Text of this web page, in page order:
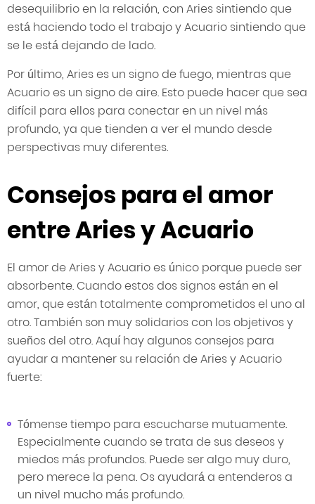
desequilibrio en la relación, con Aries sintiendo que
está haciendo todo el trabajo y Acuario sintiendo que
se le está dejando de lado.
Por último, Aries es un signo de fuego, mientras que
Acuario es un signo de aire. Esto puede hacer que sea
difícil para ellos para conectar en un nivel más
profundo, ya que tienden a ver el mundo desde
perspectivas muy diferentes.
Consejos para el amor
entre Aries y Acuario
El amor de Aries y Acuario es único porque puede ser
absorbente. Cuando estos dos signos están en el
amor, que están totalmente comprometidos el uno al
otro. También son muy solidarios con los objetivos y
sueños del otro. Aquí hay algunos consejos para
ayudar a mantener su relación de Aries y Acuario
fuerte:
Tómense tiempo para escucharse mutuamente.
Especialmente cuando se trata de sus deseos y
miedos más profundos. Puede ser algo muy duro,
pero merece la pena. Os ayudará a entenderos a
un nivel mucho más profundo.